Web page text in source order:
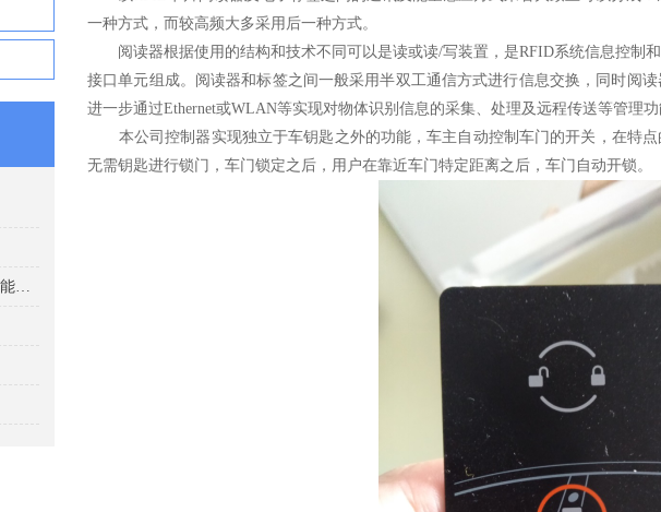
· 基于飞凌嵌入式i.MX6UL-----多功能智能台秤
一种方式，而较高频大多采用后一种方式。
阅读器根据使用的结构和技术不同可以是读或读/写装置，是RFID系统信息控制
接口单元组成。阅读器和标签之间一般采用半双工通信方式进行信息交换，同时阅
进一步通过Ethernet或WLAN等实现对物体识别信息的采集、处理及远程传送等管理
本公司控制器实现独立于车钥匙之外的功能，车主自动控制车门的开关，在特点
无需钥匙进行锁门，车门锁定之后，用户在靠近车门特定距离之后，车门自动开锁。